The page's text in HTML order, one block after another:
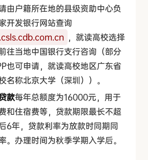
由户籍所在地的县级资助中心负
开发银行网站查询
，就读高校选择
往当地中国银行支行咨询（部分
也可申请，就读高校地区广东省
名称北京大学（深圳））。
款每年总额度为16000元，用于
和住宿费等，贷款期限最长不超
6年，贷款利率为放款时同期同
。办理时间为秋季学期入学后。